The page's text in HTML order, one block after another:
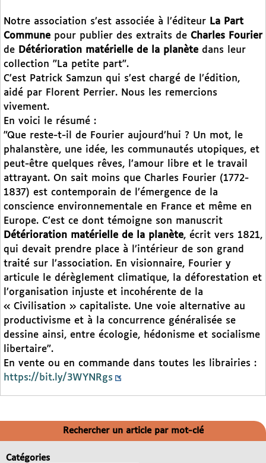
Notre association s’est associée à l’éditeur La Part
Commune pour publier des extraits de Charles Fourier
de Détérioration matérielle de la planète dans leur
collection "La petite part".
C’est Patrick Samzun qui s’est chargé de l’édition,
aidé par Florent Perrier. Nous les remercions
vivement.
En voici le résumé :
"Que reste-t-il de Fourier aujourd’hui ? Un mot, le
phalanstère, une idée, les communautés utopiques, et
peut-être quelques rêves, l’amour libre et le travail
attrayant. On sait moins que Charles Fourier (1772-
1837) est contemporain de l’émergence de la
conscience environnementale en France et même en
Europe. C’est ce dont témoigne son manuscrit
Détérioration matérielle de la planète, écrit vers 1821,
qui devait prendre place à l’intérieur de son grand
traité sur l’association. En visionnaire, Fourier y
articule le dérèglement climatique, la déforestation et
l’organisation injuste et incohérente de la
« Civilisation » capitaliste. Une voie alternative au
productivisme et à la concurrence généralisée se
dessine ainsi, entre écologie, hédonisme et socialisme
libertaire".
En vente ou en commande dans toutes les librairies :
https://bit.ly/3WYNRgs
Rechercher un article par mot-clé
Catégories